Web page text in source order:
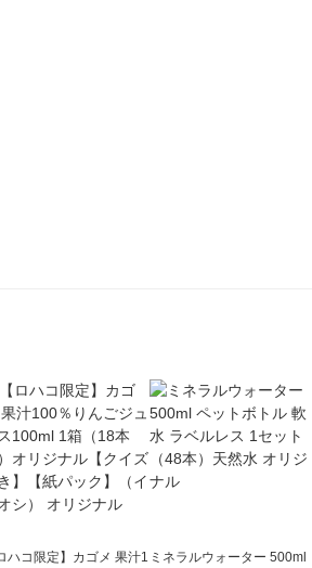
ハコ限定】カゴメ 果汁1 ミネラルウォーター 500ml